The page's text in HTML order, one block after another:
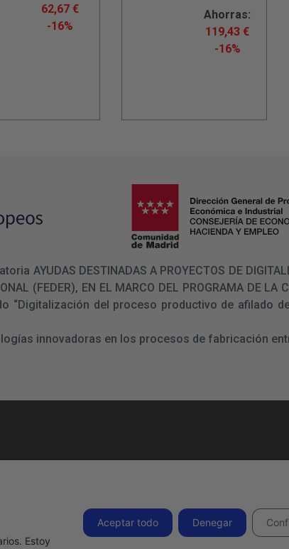
62,67 €
-16%
Ahorras:
119,43€
-16%
AYUDAS DESTINADAS A PROYECTOS DE
(FEDER), EN EL MARCO DEL PROGRAMA DE LA
“Digitalización del proceso productivo de afilado
innovadoras en los procesos de fabricación
Hermadi Tools | Todos los derechos reservados 2026.
Estoy
Aceptar todo Denegar